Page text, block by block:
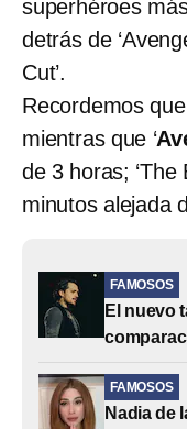
superhéroes
detrás de
Cut’.
Recordemos que
mientras que ‘
de 3 horas; ‘The
minutos alejada
FAMOSOS
El nuevo
FAMOSOS
Nadia de